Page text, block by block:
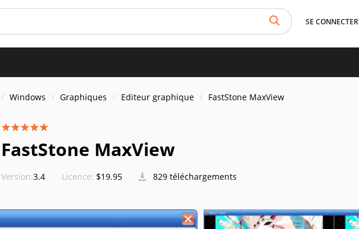
SE CONNECTER
Windows Graphiques Editeur graphique FastStone MaxView
FastStone MaxView
Version:3.4 Licence: $19.95 829 téléchargements